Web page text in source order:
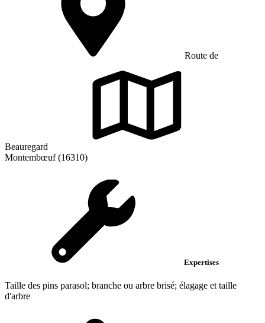
Route de
Beauregard
Montembœuf (16310)
Expertises
Taille des pins parasol; branche ou arbre brisé; élagage et taille
d'arbre